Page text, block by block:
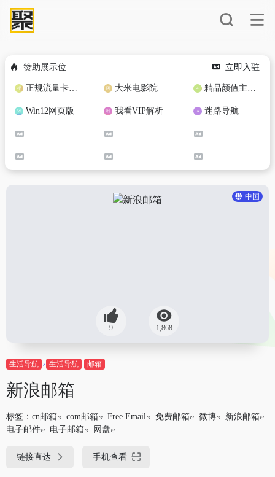
赞助展示位 立即入驻
正规流量卡免费加盟合作 大米电影院 精品颜值主播定制
Win12网页版 我看VIP解析 迷路导航
中国
9 1,868
生活导航 生活导航 邮箱
新浪邮箱
标签： cn邮箱 com邮箱 Free Email 免费邮箱 微博
新浪邮箱
电子邮件
电子邮箱 网盘
链接直达 手机查看